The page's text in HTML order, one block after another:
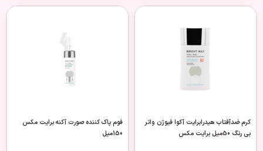
کرم ضدآفتاب هیدرابرایت آکوا فیوژن واتر
بی رنگ 50میل برایت مکس
فوم پاک کننده صورت آکنه برایت مکس
150میل